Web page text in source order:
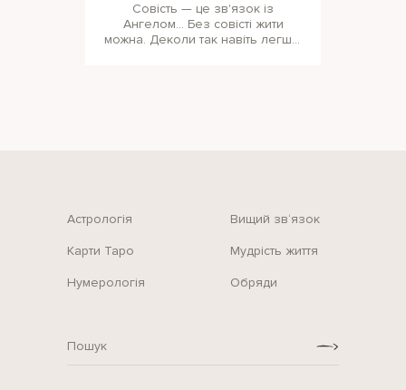
Совість — це зв'язок із
Ангелом… Без совісті жити
можна. Деколи так навіть легше.
Астрологія Вищий зв‘язок
Карти Таро Мудрість життя
Нумерологія Обряди